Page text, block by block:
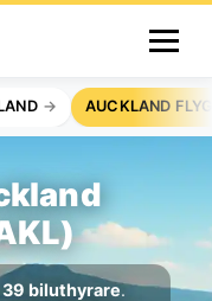
AUCKLAND
39 biluthyrare.